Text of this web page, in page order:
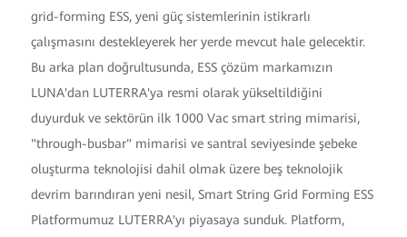
grid-forming ESS, yeni güç sistemlerinin istikrarlı
çalışmasını destekleyerek her yerde mevcut hale gelecektir.
Bu arka plan doğrultusunda, ESS çözüm markamızın
LUNA'dan LUTERRA'ya resmi olarak yükseltildiğini
duyurduk ve sektörün ilk 1000 Vac smart string mimarisi,
"through-busbar" mimarisi ve santral seviyesinde şebeke
oluşturma teknolojisi dahil olmak üzere beş teknolojik
devrim barındıran yeni nesil, Smart String Grid Forming ESS
Platformumuz LUTERRA'yı piyasaya sunduk. Platform,